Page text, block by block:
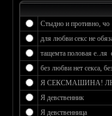
Стыдно и противно, чо
для любви секс не
тащемта половая е..ля
без любви нет секса,
Я СЕКСМАШИНА!
Я девственник
Я девственница